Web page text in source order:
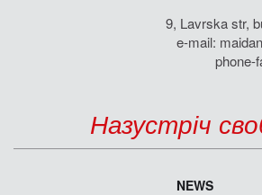
9, Lavrska str,
e-mail:
phone-
Назустріч
NEWS